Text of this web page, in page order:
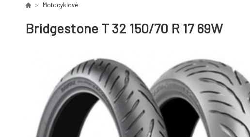
Motocyklové
Bridgestone T 32 150/70 R 17 69W